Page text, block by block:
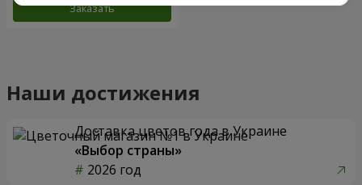
Заказать
Наши достижения
Доставка цветов года в Украине
«Выбор страны»
2026 год